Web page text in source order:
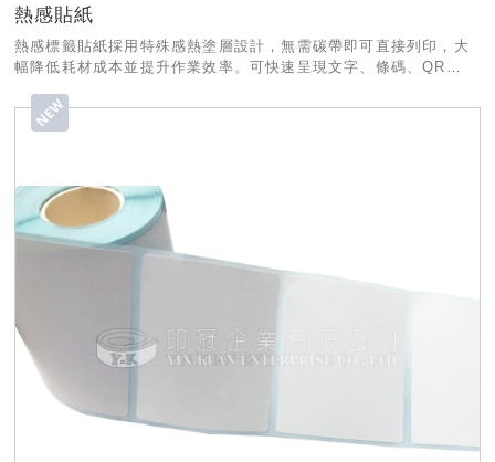
熱感貼紙
熱感標籤貼紙採用特殊感熱塗層設計，無需碳帶即可直接列印，大
幅降低耗材成本並提升作業效率。可快速呈現文字、條碼、QR